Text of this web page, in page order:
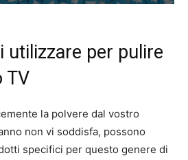
utilizzare per pulire
TV
la polvere dal vostro
non vi soddisfa, possono
specifici per questo genere di